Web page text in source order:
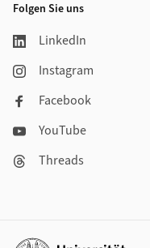
Folgen Sie uns
LinkedIn
Instagram
Facebook
YouTube
Threads